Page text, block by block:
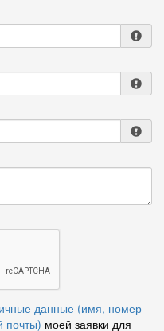
данные (имя, номер
почты) моей заявки для